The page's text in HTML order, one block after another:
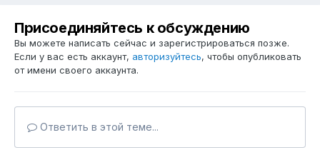
Присоединяйтесь к обсуждению
Вы можете написать сейчас и зарегистрироваться позже.
Если у вас есть аккаунт, авторизуйтесь, чтобы опубликовать
от имени своего аккаунта.
Ответить в этой теме...